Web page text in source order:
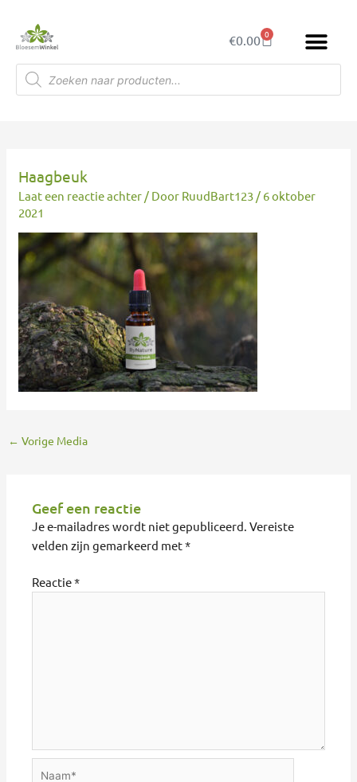
inhoud
€0.00 0
Winkelwagen
Producten
zoeken
Haagbeuk
Laat een reactie achter / Door RuudBart123 / 6 oktober
2021
← Vorige Media
Geef een reactie
Je e-mailadres wordt niet gepubliceerd. Vereiste
velden zijn gemarkeerd met*
Reactie*